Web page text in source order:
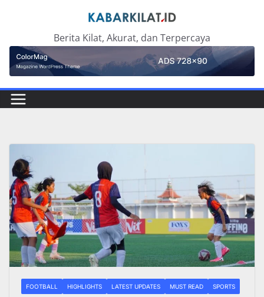
Berita Kilat, Akurat, dan Terpercaya
FOOTBALL HIGHLIGHTS LATEST UPDATES MUST READ SPORTS